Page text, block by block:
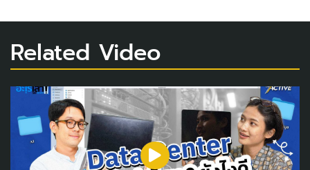
Related Video